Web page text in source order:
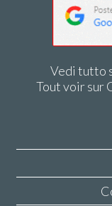
Vedi tutto
Tout voir sur